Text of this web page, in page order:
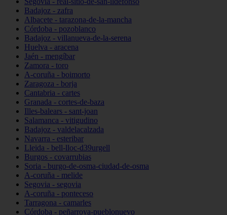
Badajoz - zafra
Albacete - tarazona-de-la-mancha
Córdoba - pozoblanco
Badajoz - villanueva-de-la-serena
Huelva - aracena
Jaén - mengíbar
Zamora - toro
A-coruña - boimorto
Zaragoza - borja
Cantabria - cartes
Granada - cortes-de-baza
Illes-balears - sant-joan
Salamanca - vitigudino
Badajoz - valdelacalzada
Navarra - esteribar
Lleida - bell-lloc-d39urgell
Burgos - covarrubias
Soria - burgo-de-osma-ciudad-de-osma
A-coruña - melide
Segovia - segovia
A-coruña - ponteceso
Tarragona - camarles
Córdoba - peñarroya-pueblonuevo